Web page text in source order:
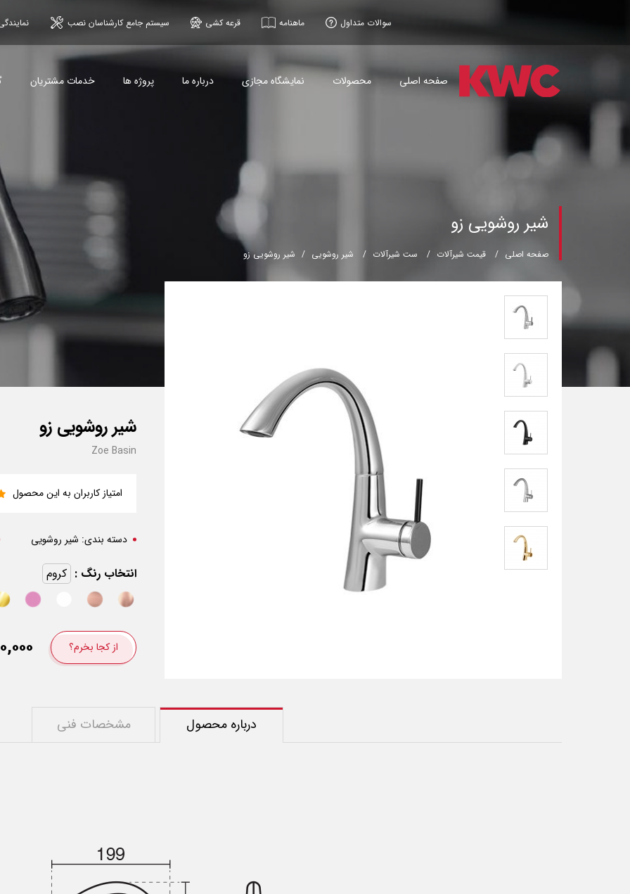
سوالات متداول ماهنامه قرعه کشی سیستم جامع کارشناسان نصب
صفحه اصلی محصولات نمایشگاه مجازی درباره ما پروژه ها خدمات مشتریان
شیر روشویی زو
صفحه اصلی قیمت شیرآلات ست شیرآلات شیر روشویی شیر روشویی زو
شیر روشویی زو
Zoe Basin
امتیاز کاربران به این محصول
دسته بندی: شیر روشویی
انتخاب رنگ : کروم
از کجا بخرم؟
درباره محصول مشخصات فنی